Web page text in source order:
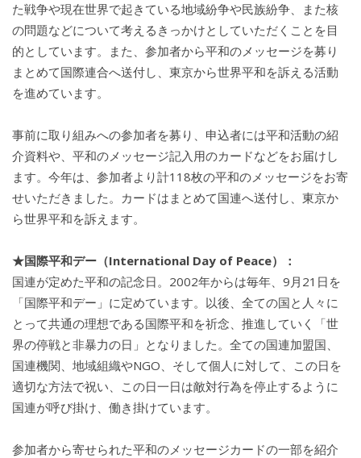
た戦争や現在世界で起きている地域紛争や民族紛争、また核
の問題などについて考えるきっかけとしていただくことを目
的としています。また、参加者から平和のメッセージを募り
まとめて国際連合へ送付し、東京から世界平和を訴える活動
を進めています。
事前に取り組みへの参加者を募り、申込者には平和活動の紹
介資料や、平和のメッセージ記入用のカードなどをお届けし
ます。今年は、参加者より計118枚の平和のメッセージをお寄
せいただきました。カードはまとめて国連へ送付し、東京か
ら世界平和を訴えます。
★国際平和デー（International Day of Peace）：
国連が定めた平和の記念日。2002年からは毎年、9月21日を
「国際平和デー」に定めています。以後、全ての国と人々に
とって共通の理想である国際平和を祈念、推進していく「世
界の停戦と非暴力の日」となりました。全ての国連加盟国、
国連機関、地域組織やNGO、そして個人に対して、この日を
適切な方法で祝い、この日一日は敵対行為を停止するように
国連が呼び掛け、働き掛けています。
参加者から寄せられた平和のメッセージカードの一部を紹介